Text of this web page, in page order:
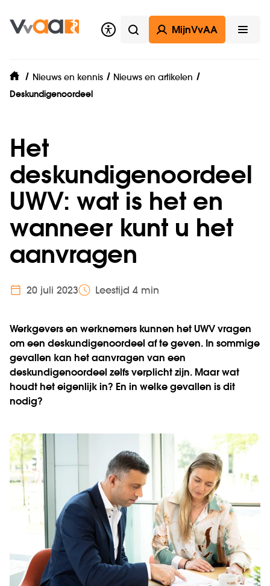
Zoeken
MijnVvAA
home
Nieuws en kennis
Nieuws en artikelen
Deskundigenoordeel
Het
deskundigenoordeel
UWV: wat is het en
wanneer kunt u het
aanvragen
20 juli 2023 Leestijd 4 min
Werkgevers en werknemers kunnen het UWV vragen
om een deskundigenoordeel af te geven. In sommige
gevallen kan het aanvragen van een
deskundigenoordeel zelfs verplicht zijn. Maar wat
houdt het eigenlijk in? En in welke gevallen is dit
nodig?